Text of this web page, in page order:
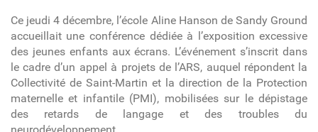
Ce jeudi 4 décembre, l’école Aline Hanson de Sandy Ground
accueillait une conférence dédiée à l’exposition excessive
des jeunes enfants aux écrans. L’événement s’inscrit dans
le cadre d’un appel à projets de l’ARS, auquel répondent la
Collectivité de Saint-Martin et la direction de la Protection
maternelle et infantile (PMI), mobilisées sur le dépistage
des retards de langage et des troubles du
neurodéveloppement.